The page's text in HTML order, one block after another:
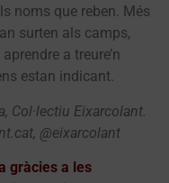
noms que reben. Més
surten als camps,
a treure’n
estan indicant.
Col·lectiu Eixarcolant.
@eixarcolant
gràcies a les